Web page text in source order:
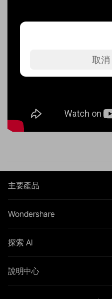
主要產品
Wondershare
探索 AI
說明中心
取消